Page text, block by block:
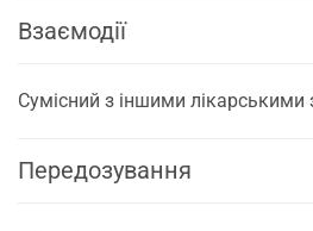
Взаємодії
Сумісний з іншими лікарськими
Передозування